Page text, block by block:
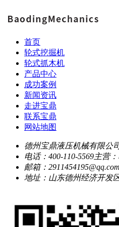
首页
轮式挖掘机
轮式抓木机
产品中心
成功案例
新闻资讯
走进宝鼎
联系宝鼎
网站地图
德州宝鼎液压机械有限公
电话：400-110-5569主营
邮箱：2911454195@qq.com
地址：山东德州经济开发